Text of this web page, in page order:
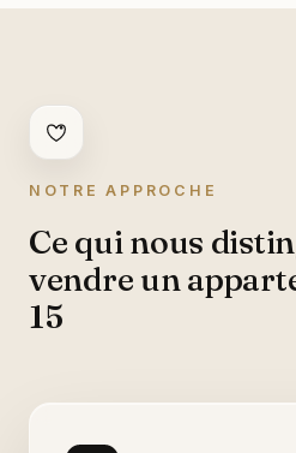
NOTRE APPROCHE
Ce qui nous
vendre un
15